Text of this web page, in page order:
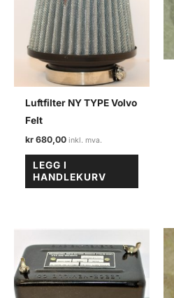
Luftfilter NY TYPE Volvo
Felt
kr 680,00
LEGG I
HANDLEKURV